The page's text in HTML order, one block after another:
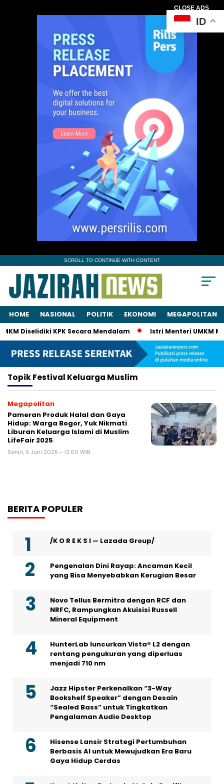
CLOSE ADS
SCROLL TO CONTINUE WITH CONTENT
HOME NASIONAL POLITIK EKONOMI MEGAPOLITAN
Diselidiki KPK Secara Mendalam Istri Menteri UMKM
TopikFestival Keluarga Muslim
Megapolitan
Pameran Produk Halal dan Gaya
Hidup: Warga Bogor, Yuk Nikmati
Liburan Keluarga Islami di Muslim
LifeFair 2025
Senin, 9 Juni 2025 - 12:00 WIB
BERITA POPULER
/K O R E K S I — Lazada Group/
Pengenalan Dini Rayap: Ancaman Kecil
yang Bisa Menyebabkan Kerugian Besar
Novo Tellus Bermitra dengan RCF dan
NRFC, Rampungkan Akuisisi Russell
Mineral Equipment
HunterLab luncurkan Vista® L2 dengan
rentang pengukuran yang diperluas
menjadi 710 nm
Jazz Hipster Perkenalkan “3-Way
Bookshelf Speaker” dengan Desain
“Sealed Bass” untuk Tingkatkan
Pengalaman Audio Desktop
Hisense Lansir Strategi Pertumbuhan
Berbasis AI untuk Mewujudkan Era Baru
Gaya Hidup Cerdas
ID